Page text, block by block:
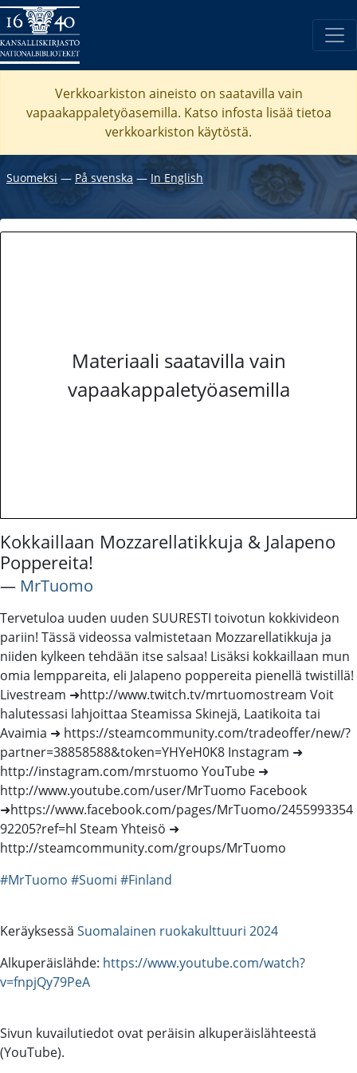
Verkkoarkiston aineisto on saatavilla vain
vapaakappaletyöasemilla. Katso infosta lisää tietoa
verkkoarkiston käytöstä.
Suomeksi ― På svenska ― In English
Materiaali saatavilla vain
vapaakappaletyöasemilla
Kokkaillaan Mozzarellatikkuja & Jalapeno
Poppereita!
― MrTuomo
Tervetuloa uuden uuden SUURESTI toivotun kokkivideon
pariin! Tässä videossa valmistetaan Mozzarellatikkuja ja
niiden kylkeen tehdään itse salsaa! Lisäksi kokkaillaan mun
omia lemppareita, eli Jalapeno poppereita pienellä twistillä!
Livestream ➜http://www.twitch.tv/mrtuomostream Voit
halutessasi lahjoittaa Steamissa Skinejä, Laatikoita tai
Avaimia ➜ https://steamcommunity.com/tradeoffer/new/?
partner=38858588&token=YHYeH0K8 Instagram ➜
http://instagram.com/mrstuomo YouTube ➜
http://www.youtube.com/user/MrTuomo Facebook
➜https://www.facebook.com/pages/MrTuomo/2455993354
92205?ref=hl Steam Yhteisö ➜
http://steamcommunity.com/groups/MrTuomo
#MrTuomo #Suomi #Finland
Keräyksessä Suomalainen ruokakulttuuri 2024
Alkuperäislähde: https://www.youtube.com/watch?
v=fnpjQy79PeA
Sivun kuvailutiedot ovat peräisin alkuperäislähteestä
(YouTube).